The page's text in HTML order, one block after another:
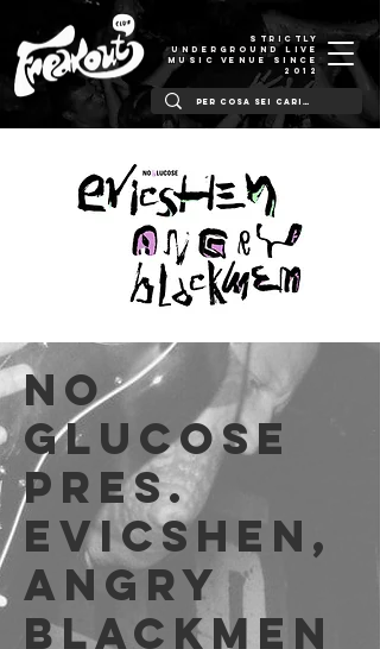
STRICTLY
UNDERGROUND LIVE
MUSIC VENUE SINCE
2012
No
Glucose
pres.
Evicshen,
Angry
Blackmen